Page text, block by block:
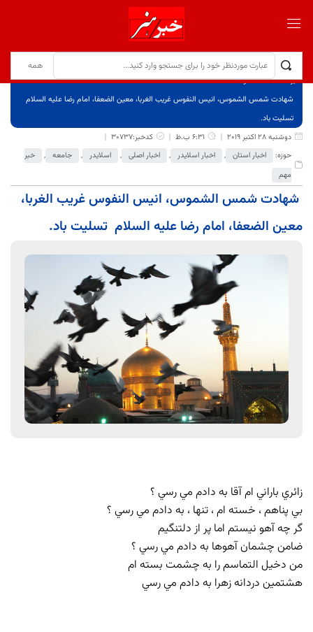
برگ نخست
نوشته‌ها
شهادت شمس الشموس، انیس النفوس غریب الغربا، معین الضعفا، امام رضا علیه السلام
تسلیت باد.
دوشنبه 28 اکتبر 2019
6:31 ب.ظ
کدخبر:30737
حوزه:
اخبار استان , اخبار اسلایدر , اخبار اصلی , اسلایدر , جامعه ,
خبر
مهم
شهادت شمس الشموس، انیس النفوس غریب الغربا،
معین الضعفا، امام رضا علیه السلام تسلیت باد.
زائري باراني ام آقا به دادم مي رسي ؟
بي پناهم ، خسته ام ، تنها ، به دادم مي رسي ؟
گر چه آهو نيستم اما پر از دلتنگيم
ضامن چشمان آهوها به دادم مي رسي ؟
من دخيل التماسم را به چشمت بسته ام
هشتمين دردانه زهرا به دادم مي رسي